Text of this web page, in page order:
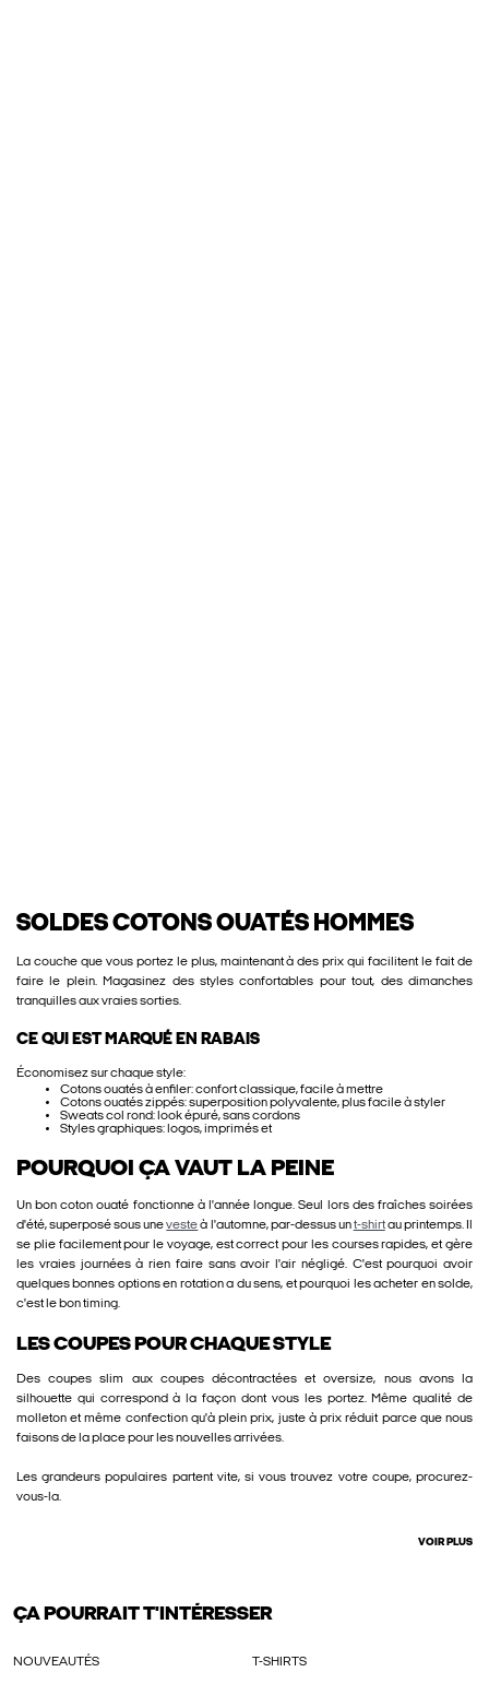
SOLDES COTONS OUATÉS HOMMES
La couche que vous portez le plus, maintenant à des prix qui facilitent le fait de
faire le plein. Magasinez des styles confortables pour tout, des dimanches
tranquilles aux vraies sorties.
CE QUI EST MARQUÉ EN RABAIS
Économisez sur chaque style:
Cotons ouatés à enfiler: confort classique, facile à mettre
Cotons ouatés zippés: superposition polyvalente, plus facile à styler
Sweats col rond: look épuré, sans cordons
Styles graphiques: logos, imprimés et
POURQUOI ÇA VAUT LA PEINE
Un bon coton ouaté fonctionne à l'année longue. Seul lors des fraîches soirées
d'été, superposé sous unevesteà l'automne, par-dessus unt-shirtau printemps. Il
se plie facilement pour le voyage, est correct pour les courses rapides, et gère
les vraies journées à rien faire sans avoir l'air négligé. C'est pourquoi avoir
quelques bonnes options en rotation a du sens, et pourquoi les acheter en solde,
c'est le bon timing.
LES COUPES POUR CHAQUE STYLE
Des coupes slim aux coupes décontractées et oversize, nous avons la
silhouette qui correspond à la façon dont vous les portez. Même qualité de
molleton et même confection qu'à plein prix, juste à prix réduit parce que nous
faisons de la place pour les nouvelles arrivées.
Les grandeurs populaires partent vite, si vous trouvez votre coupe, procurez-
vous-la.
VOIR PLUS
ÇA POURRAIT T'INTÉRESSER
NOUVEAUTÉS T-SHIRTS